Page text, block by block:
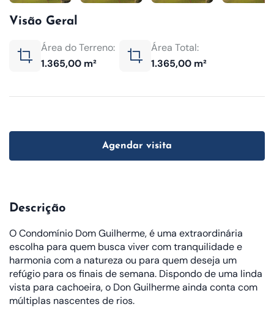
Visão Geral
Área do Terreno:
1.365,00 m²
Área Total:
1.365,00 m²
Agendar visita
Descrição
O Condomínio Dom Guilherme, é uma extraordinária
escolha para quem busca viver com tranquilidade e
harmonia com a natureza ou para quem deseja um
refúgio para os finais de semana. Dispondo de uma linda
vista para cachoeira, o Don Guilherme ainda conta com
múltiplas nascentes de rios.